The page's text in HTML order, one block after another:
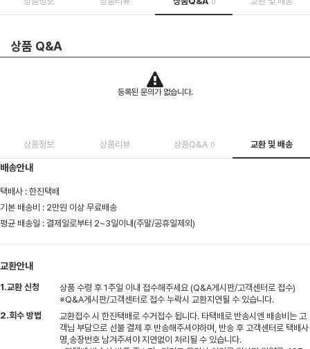
상품 Q&A
등록된 문의가 없습니다.
상품정보 상품리뷰 상품Q&A 0 교환 및 배송
배송안내
택배사 : 한진택배
기본 배송비 : 2만원 이상 무료배송
평균 배송일 : 결제일로부터 2~3일이내(주말/공휴일제외)
교환안내
1.교환 신청
상품 수령 후 1주일 이내 접수해주세요 (Q&A게시판/고객센터로 접수)
※Q&A게시판/고객센터로 접수 누락시 교환지연될 수 있습니다.
2.회수 방법
교환접수 시 한진택배로 수거접수 됩니다. 타택배로 반송시엔 배송비는 고
객님 부담으로 선불 결제 후 반송해주셔야하며, 반송 후 고객센터로 택배사
명,송장번호 남겨주셔야 지연없이 처리될 수 있습니다.